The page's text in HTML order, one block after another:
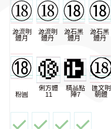
源流明
體月
源流明
體丹
源石黑
體月
源石黑
體丹
粉圓
俐方體
11
精品點
陣7
匯文明
朝體